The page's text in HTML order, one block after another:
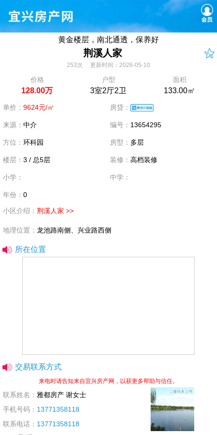
黄金楼层，南北通透，保养好
荆溪人家
253次 更新时间：2026-05-10
价格
128.00万
户型
3室2厅2卫
面积
133.00㎡
单价： 9624元/㎡ 房贷：
来源： 中介 编号： 13654295
方位： 环科园 房型： 多层
楼层： 3 / 总5层 装修： 高档装修
小学： 中学：
年份： 0
小区介绍： 荆溪人家 >>
地理位置： 龙池路南侧、兴业路西侧
所在位置
交易联系方式
来电时请告知来自宜兴房产网，以获更多帮助与信任。
联系姓名： 雅都房产 谢女士
手机号码： 13771358118
联系电话： 13771358118